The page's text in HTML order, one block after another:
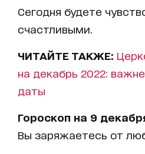
Сегодня будете
счастливыми.
ЧИТАЙТЕ ТАКЖЕ:
на декабрь 2022:
даты
Гороскоп на 9
Вы заряжаетесь от